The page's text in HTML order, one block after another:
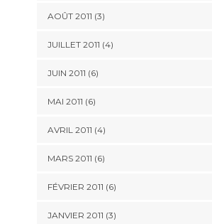
AOÛT 2011 (3)
JUILLET 2011 (4)
JUIN 2011 (6)
MAI 2011 (6)
AVRIL 2011 (4)
MARS 2011 (6)
FÉVRIER 2011 (6)
JANVIER 2011 (3)